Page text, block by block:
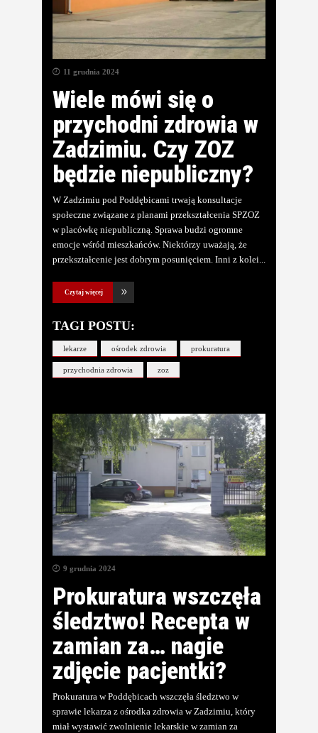
11 grudnia 2024
Wiele mówi się o
przychodni zdrowia w
Zadzimiu. Czy ZOZ
będzie niepubliczny?
W Zadzimiu pod Poddębicami trwają konsultacje
społeczne związane z planami przekształcenia SPZOZ
w placówkę niepubliczną. Sprawa budzi ogromne
emocje wśród mieszkańców. Niektórzy uważają, że
przekształcenie jest dobrym posunięciem. Inni z kolei
Czytaj więcej
TAGI POSTU:
lekarze ośrodek zdrowia prokuratura
przychodnia zdrowia zoz
9 grudnia 2024
Prokuratura wszczęła
śledztwo! Recepta w
zamian za… nagie
zdjęcie pacjentki?
Prokuratura w Poddębicach wszczęła śledztwo w
sprawie lekarza z ośrodka zdrowia w Zadzimiu, który
miał wystawić zwolnienie lekarskie w zamian za